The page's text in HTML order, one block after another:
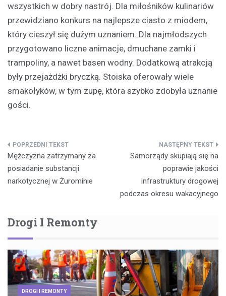
wszystkich w dobry nastrój. Dla miłośników kulinariów
przewidziano konkurs na najlepsze ciasto z miodem,
który cieszył się dużym uznaniem. Dla najmłodszych
przygotowano liczne animacje, dmuchane zamki i
trampoliny, a nawet basen wodny. Dodatkową atrakcją
były przejażdżki bryczką. Stoiska oferowały wiele
smakołyków, w tym zupę, która szybko zdobyła uznanie
gości.
Nawigacja
wpisu
Mężczyzna zatrzymany za
posiadanie substancji
narkotycznej w Żurominie
Samorządy skupiają się na
poprawie jakości
infrastruktury drogowej
podczas okresu wakacyjnego
Drogi I Remonty
DROGI I REMONTY